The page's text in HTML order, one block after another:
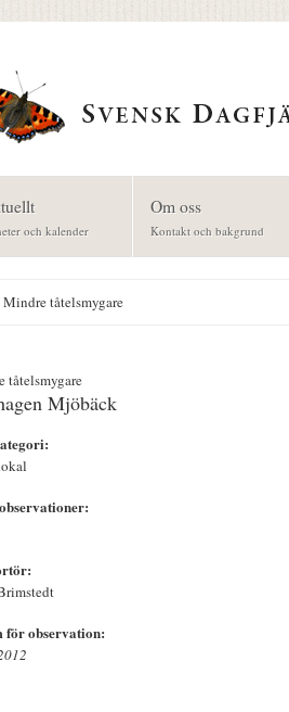
och kalender
Om oss
Kontakt och bakgrund
Mindre tåtelsmygare
tåtelsmygare
Mjöbäck
för observation: